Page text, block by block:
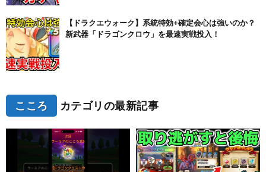
【ドラクエウォーク】系統特効+確定会心は強いのか？
新武器「ドラゴンクロウ」を最速実戦投入！
こころ カテゴリの最新記事